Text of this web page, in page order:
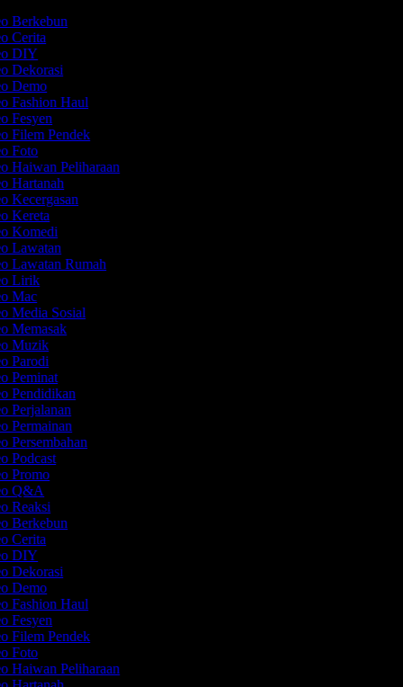
Berkebun
Cerita
DIY
Dekorasi
Demo
Fashion Haul
Fesyen
Filem Pendek
Foto
Haiwan Peliharaan
Hartanah
Kecergasan
Kereta
Komedi
Lawatan
Lawatan Rumah
Lirik
Mac
Media Sosial
Memasak
Muzik
Parodi
Peminat
Pendidikan
Perjalanan
Permainan
Persembahan
Podcast
Promo
Q&A
Reaksi
Berkebun
Cerita
DIY
Dekorasi
Demo
Fashion Haul
Fesyen
Filem Pendek
Foto
Haiwan Peliharaan